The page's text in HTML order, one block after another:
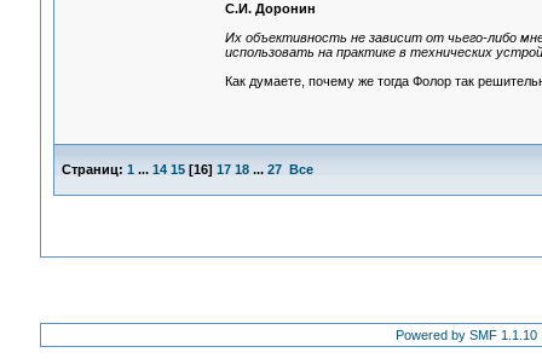
С.И. Доронин
Их объективность не зависит от чьего-либо
использовать на практике в технических
Как думаете, почему же тогда Фолор так
Страниц: 1 ... 14 15[16] 17 18 ... 27 Все
Powered by SMF 1.1.10